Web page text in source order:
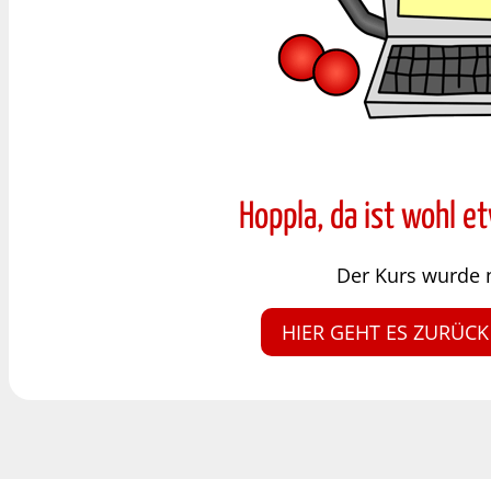
Hoppla, da ist wohl
Der Kurs wurde
HIER GEHT ES